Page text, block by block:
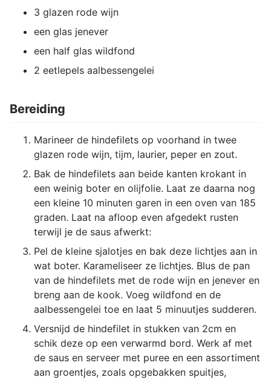
3 glazen rode wijn
een glas jenever
een half glas wildfond
2 eetlepels aalbessengelei
Bereiding
Marineer de hindefilets op voorhand in twee
glazen rode wijn, tijm, laurier, peper en zout.
Bak de hindefilets aan beide kanten krokant in
een weinig boter en olijfolie. Laat ze daarna nog
een kleine 10 minuten garen in een oven van 185
graden. Laat na afloop even afgedekt rusten
terwijl je de saus afwerkt:
Pel de kleine sjalotjes en bak deze lichtjes aan in
wat boter. Karameliseer ze lichtjes. Blus de pan
van de hindefilets met de rode wijn en jenever en
breng aan de kook. Voeg wildfond en de
aalbessengelei toe en laat 5 minuutjes sudderen.
Versnijd de hindefilet in stukken van 2cm en
schik deze op een verwarmd bord. Werk af met
de saus en serveer met puree en een assortiment
aan groentjes, zoals opgebakken spuitjes,